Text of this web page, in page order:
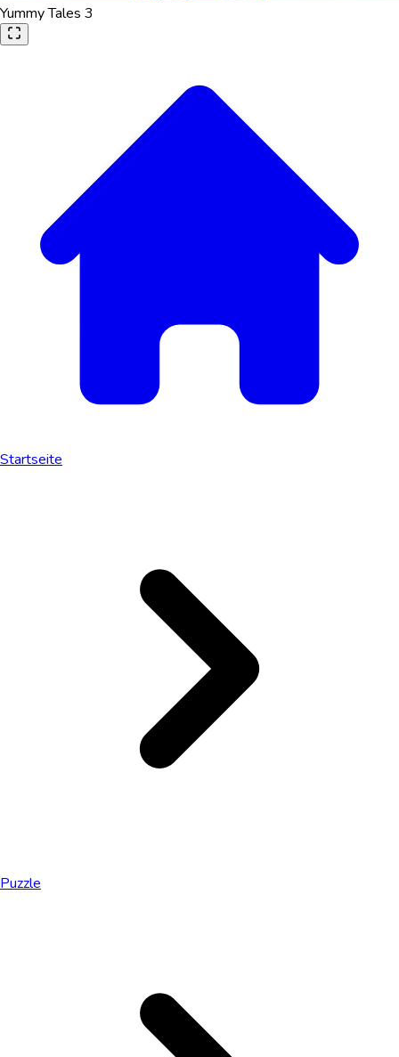
Yummy Tales 3
Startseite
Puzzle